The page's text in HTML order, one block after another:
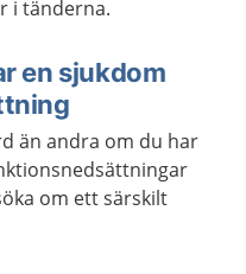
i tänderna.
en sjukdom
än andra om du har
om ett särskilt